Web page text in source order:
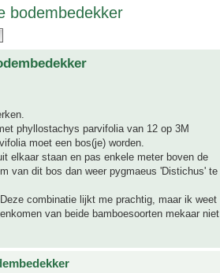
bodembedekker
phyllostachys parvifolia van 12 op 3M
moet een bos(je) worden.
elkaar staan en pas enkele meter boven de
van dit bos dan weer pygmaeus 'Distichus' te
combinatie lijkt me prachtig, maar ik weet
van beide bamboesoorten mekaar niet